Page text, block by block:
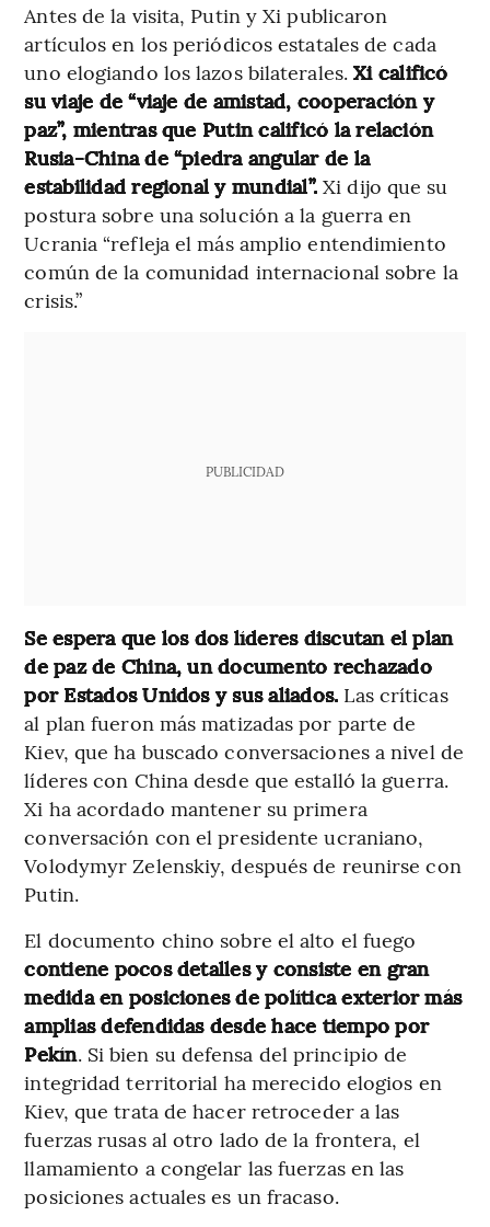
Antes de la visita, Putin y Xi publicaron
artículos en los periódicos estatales de cada
uno elogiando los lazos bilaterales.Xi calificó
su viaje de “viaje de amistad, cooperación y
paz”, mientras que Putin calificó la relación
Rusia-China de “piedra angular de la
estabilidad regional y mundial”. Xi dijo que su
postura sobre una solución a la guerra en
Ucrania “refleja el más amplio entendimiento
común de la comunidad internacional sobre la
crisis.”
PUBLICIDAD
Se espera que los dos líderes discutan el plan
de paz de China, un documento rechazado
por Estados Unidos y sus aliados. Las críticas
al plan fueron más matizadas por parte de
Kiev, que ha buscado conversaciones a nivel de
líderes con China desde que estalló la guerra.
Xi ha acordado mantener su primera
conversación con el presidente ucraniano,
Volodymyr Zelenskiy, después de reunirse con
Putin.
El documento chino sobre el alto el fuego
contiene pocos detalles y consiste en gran
medida en posiciones de política exterior más
amplias defendidas desde hace tiempo por
Pekín. Si bien su defensa del principio de
integridad territorial ha merecido elogios en
Kiev, que trata de hacer retroceder a las
fuerzas rusas al otro lado de la frontera, el
llamamiento a congelar las fuerzas en las
posiciones actuales es un fracaso.